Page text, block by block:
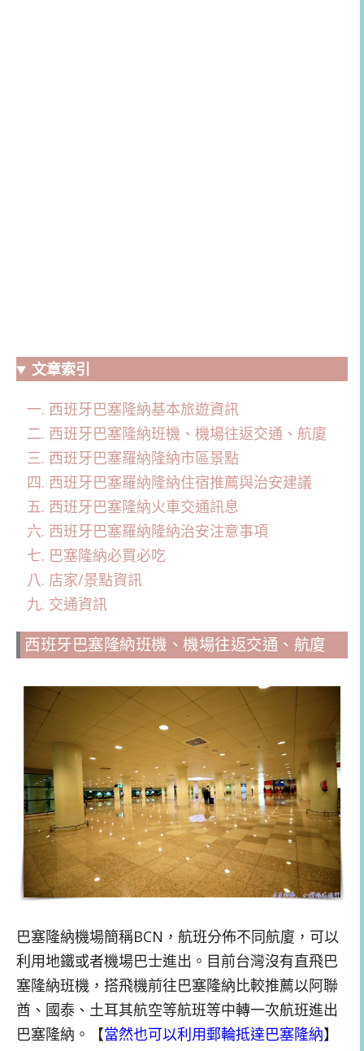
文章索引
西班牙巴塞隆納基本旅遊資訊
西班牙巴塞隆納班機、機場往返交通、航廈
西班牙巴塞羅納隆納市區景點
西班牙巴塞羅納隆納住宿推薦與治安建議
西班牙巴塞隆納火車交通訊息
西班牙巴塞羅納隆納治安注意事項
巴塞隆納必買必吃
店家/景點資訊
交通資訊
西班牙巴塞隆納班機、機場往返交通、航廈
巴塞隆納機場簡稱BCN，航班分佈不同航廈，可以
利用地鐵或者機場巴士進出。目前台灣沒有直飛巴
塞隆納班機，搭飛機前往巴塞隆納比較推薦以阿聯
酋、國泰、土耳其航空等航班等中轉一次航班進出
巴塞隆納。【當然也可以利用郵輪抵達巴塞隆納】